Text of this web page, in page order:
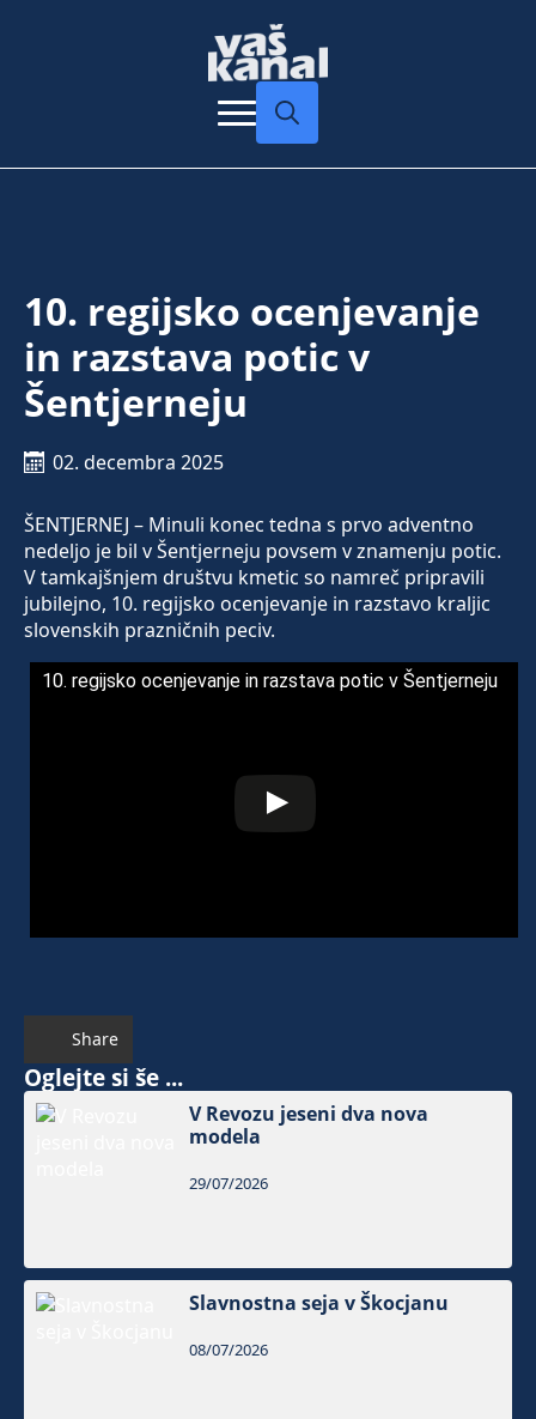
10. regijsko ocenjevanje
in razstava potic v
Šentjerneju
02. decembra 2025
ŠENTJERNEJ – Minuli konec tedna s prvo adventno
nedeljo je bil v Šentjerneju povsem v znamenju potic.
V tamkajšnjem društvu kmetic so namreč pripravili
jubilejno, 10. regijsko ocenjevanje in razstavo kraljic
slovenskih prazničnih peciv.
10. regijsko ocenjevanje in razstava potic v Šentjerneju
Share
Oglejte si še ...
V Revozu jeseni dva nova
modela
29/07/2026
Slavnostna seja v Škocjanu
08/07/2026